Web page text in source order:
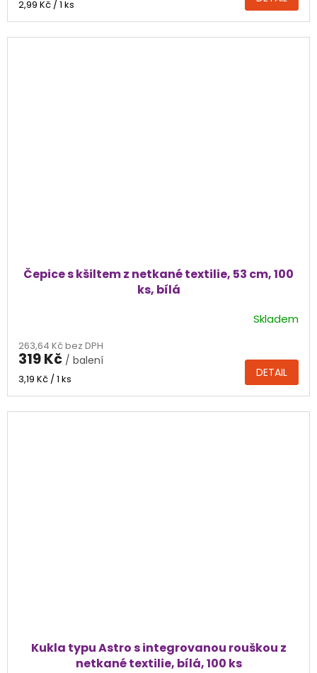
Měrná
2,99 Kč / 1 ks
Čepice s kšiltem z netkané textilie, 53 cm, 100
ks, bílá
Skladem
263,64 Kč bez DPH
319 Kč / balení
Měrná
3,19 Kč / 1 ks DETAIL
Kukla typu Astro s integrovanou rouškou z
netkané textilie, bílá, 100 ks